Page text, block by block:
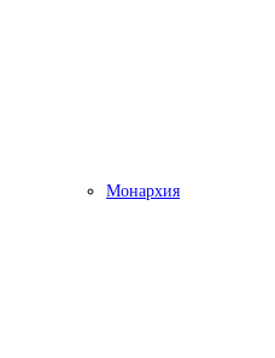
Монархия